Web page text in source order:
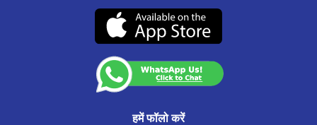
नारोल मे बैलेंस ट्रांसफर
नरोदा मे बैलेंस ट्रांसफर
सूरत उधना मे बैलेंस ट्रांसफर
अमरेली मे बैलेंस ट्रांसफर
सुरेंद्रनगर मे बैलेंस ट्रांसफर
(07-दिसंबर-2026 तक वैध)
हमें फॉलो करें